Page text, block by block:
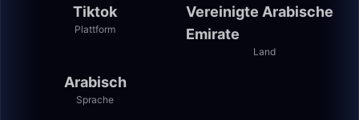
Tiktok
Plattform
Vereinigte Arabische
Emirate
Land
Arabisch
Sprache